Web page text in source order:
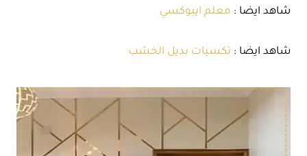
شاهد ايضا : معلم ايبوكسي
شاهد ايضا : تكسيات بديل الخشب